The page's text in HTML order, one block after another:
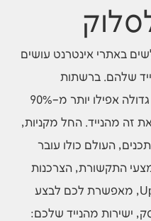
יותר מ-50% מהגולשים באתרי אינטרנט עושים
שלהם. ברשתות
החברתיות הנטייה לגלוש מהנייד גדולה אפילו יותר מ–90%
זה מהנייד. החל מקניות,
העולם כולו עובר
התקשורת, הצרכנות
והמידע המוביל של כולנו. גם Upay, מאפשרת לכם לבצע
ישירות מהנייד שלכם: